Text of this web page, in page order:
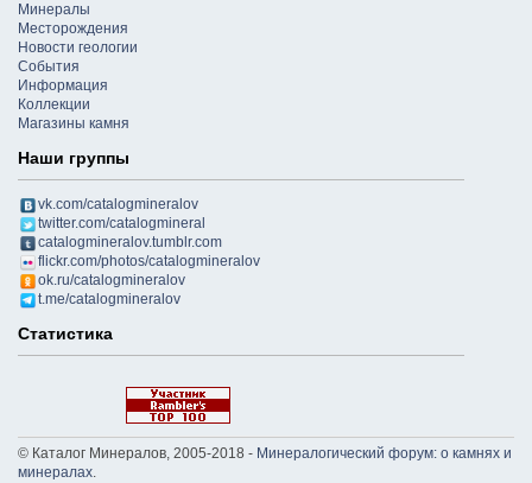
Минералы
Месторождения
Новости геологии
События
Информация
Коллекции
Магазины камня
Наши группы
vk.com/catalogmineralov
twitter.com/catalogmineral
catalogmineralov.tumblr.com
flickr.com/photos/catalogmineralov
ok.ru/catalogmineralov
t.me/catalogmineralov
Статистика
© Каталог Минералов, 2005-2018 - Минералогический форум: о камнях и
минералах.